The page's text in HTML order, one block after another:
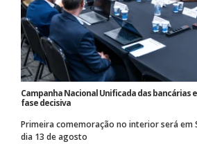
Campanha Nacional Unificada das bancárias
fase decisiva
Primeira comemoração no interior será em
dia 13 de agosto